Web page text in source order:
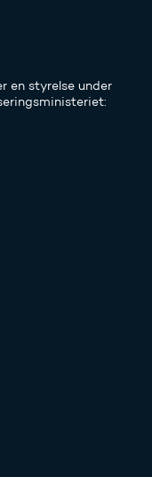
en styrelse under